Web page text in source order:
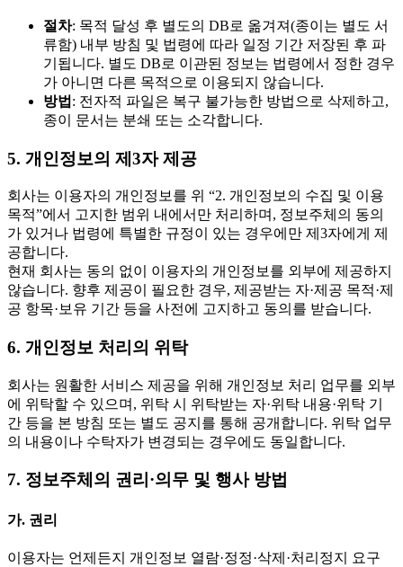
절차: 목적 달성 후 별도의 DB로 옮겨져(종이는 별도 서
류함) 내부 방침 및 법령에 따라 일정 기간 저장된 후 파
기됩니다. 별도 DB로 이관된 정보는 법령에서 정한 경우
가 아니면 다른 목적으로 이용되지 않습니다.
방법 : 전자적 파일은 복구 불가능한 방법으로 삭제하고,
종이 문서는 분쇄 또는 소각합니다.
5. 개인정보의 제3자 제공
회사는 이용자의 개인정보를 위 “2. 개인정보의 수집 및 이용
목적”에서 고지한 범위 내에서만 처리하며, 정보주체의 동의
가 있거나 법령에 특별한 규정이 있는 경우에만 제3자에게 제
공합니다.
현재 회사는 동의 없이 이용자의 개인정보를 외부에 제공하지
않습니다. 향후 제공이 필요한 경우, 제공받는 자·제공 목적·제
공 항목·보유 기간 등을 사전에 고지하고 동의를 받습니다.
6. 개인정보 처리의 위탁
회사는 원활한 서비스 제공을 위해 개인정보 처리 업무를 외부
에 위탁할 수 있으며, 위탁 시 위탁받는 자·위탁 내용·위탁 기
간 등을 본 방침 또는 별도 공지를 통해 공개합니다. 위탁 업무
의 내용이나 수탁자가 변경되는 경우에도 동일합니다.
7. 정보주체의 권리·의무 및 행사 방법
가. 권리
이용자는 언제든지 개인정보 열람·정정·삭제·처리정지 요구